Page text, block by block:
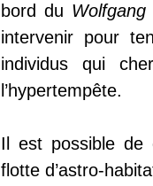
bord du Wolfgang
intervenir pour
individus qui
l’hypertempête.
Il est possible de
flotte d’astro-